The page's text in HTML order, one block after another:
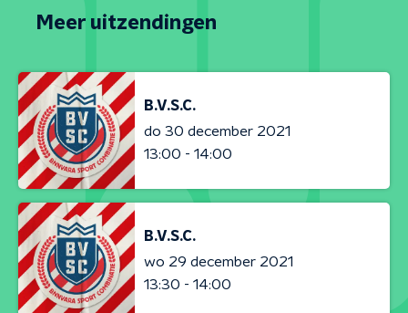
Meer uitzendingen
B.V.S.C.
do 30 december 2021
13:00 - 14:00
B.V.S.C.
wo 29 december 2021
13:30 - 14:00